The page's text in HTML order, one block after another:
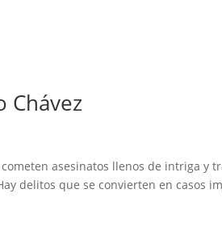
Chávez
asesinatos llenos de intriga y
delitos que se convierten en casos